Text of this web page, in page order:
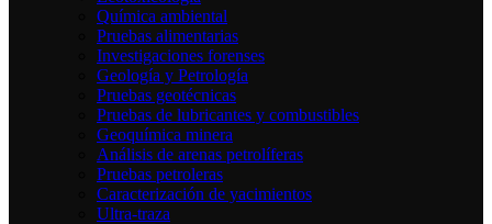
Química ambiental
Pruebas alimentarias
Investigaciones forenses
Geología y Petrología
Pruebas geotécnicas
Pruebas de lubricantes y combustibles
Geoquímica minera
Análisis de arenas petrolíferas
Pruebas petroleras
Caracterización de yacimientos
Ultra-traza